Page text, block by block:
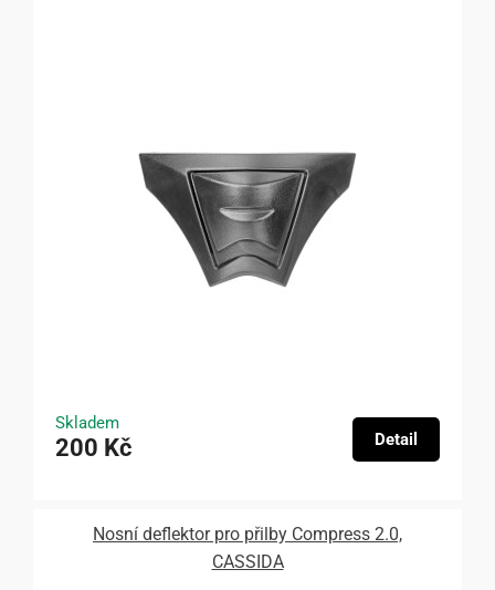
Skladem
200 Kč Detail
Nosní deflektor pro přilby Compress 2.0,
CASSIDA